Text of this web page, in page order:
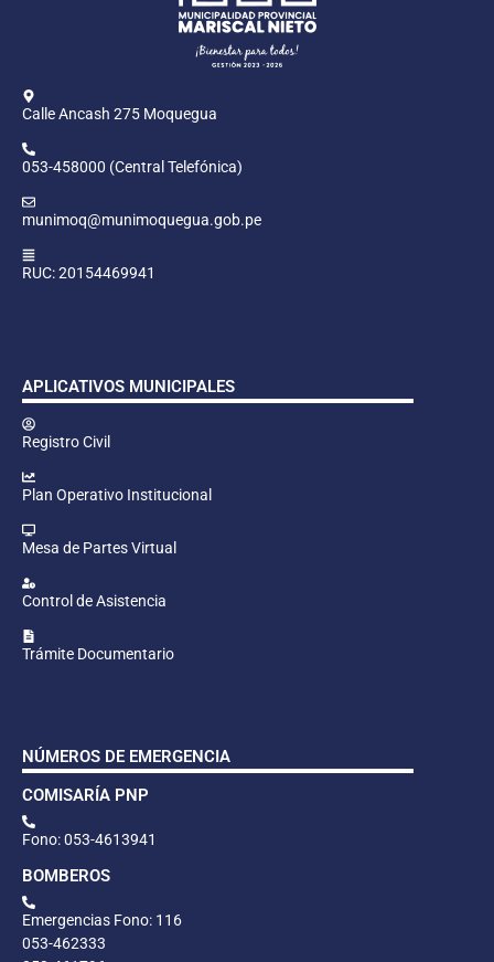
Calle Ancash 275 Moquegua
053-458000 (Central Telefónica)
munimoq@munimoquegua.gob.pe
RUC: 20154469941
APLICATIVOS MUNICIPALES
Registro Civil
Plan Operativo Institucional
Mesa de Partes Virtual
Control de Asistencia
Trámite Documentario
NÚMEROS DE EMERGENCIA
COMISARÍA PNP
Fono: 053-4613941
BOMBEROS
Emergencias Fono: 116
053-462333